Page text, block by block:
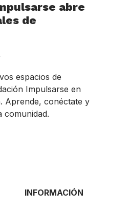
abre
de
espacios de
Impulsarse en
Aprende, conéctate y
comunidad.
INFORMACIÓN